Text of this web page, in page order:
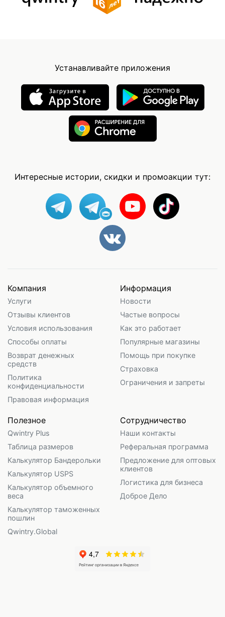
Устанавливайте приложения
Интересные истории, скидки и промоакции тут:
Компания
Услуги
Отзывы клиентов
Условия использования
Способы оплаты
Возврат денежных
средств
Политика
конфиденциальности
Правовая информация
Информация
Новости
Частые вопросы
Как это работает
Популярные магазины
Помощь при покупке
Страховка
Ограничения и запреты
Полезное
Qwintry Plus
Таблица размеров
Калькулятор Бандерольки
Калькулятор USPS
Калькулятор объемного
веса
Калькулятор таможенных
пошлин
Qwintry.Global
Сотрудничество
Наши контакты
Реферальная программа
Предложение для оптовых
клиентов
Логистика для бизнеса
Доброе Дело